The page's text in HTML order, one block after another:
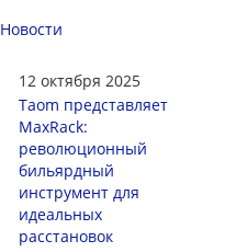
Новости
12 октября 2025
Taom представляет
MaxRack:
революционный
бильярдный
инструмент для
идеальных
расстановок